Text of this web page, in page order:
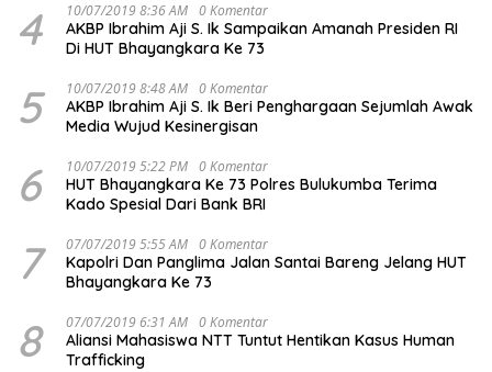
4 10/07/2019 8:36 AM 0 Komentar
AKBP Ibrahim Aji S. Ik Sampaikan Amanah Presiden RI
Di HUT Bhayangkara Ke 73
5 10/07/2019 8:48 AM 0 Komentar
AKBP Ibrahim Aji S. Ik Beri Penghargaan Sejumlah Awak
Media Wujud Kesinergisan
6 10/07/2019 5:22 PM 0 Komentar
HUT Bhayangkara Ke 73 Polres Bulukumba Terima
Kado Spesial Dari Bank BRI
7 07/07/2019 5:55 AM 0 Komentar
Kapolri Dan Panglima Jalan Santai Bareng Jelang HUT
Bhayangkara Ke 73
8 07/07/2019 6:31 AM 0 Komentar
Aliansi Mahasiswa NTT Tuntut Hentikan Kasus Human
Trafficking